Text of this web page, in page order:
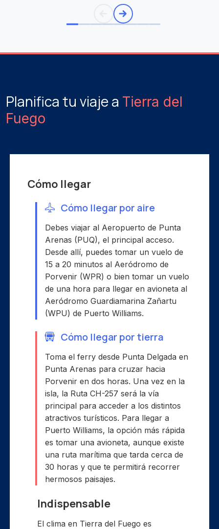
Planifica tu viaje a Tierra del
Fuego
Cómo llegar
Cómo llegar por aire
Debes viajar al Aeropuerto de Punta
Arenas (PUQ), el principal acceso.
Desde allí, puedes tomar un vuelo de
15 a 20 minutos al Aeródromo de
Porvenir (WPR) o bien tomar un vuelo
de una hora para llegar en avioneta al
Aeródromo Guardiamarina Zañartu
(WPU) de Puerto Williams.
Cómo llegar por tierra
Toma el ferry desde Punta Delgada en
Punta Arenas para cruzar hacia
Porvenir en dos horas. Una vez en la
isla, la Ruta CH-257 será la vía
principal para acceder a los distintos
atractivos turísticos. Para llegar a
Puerto Williams, la opción más rápida
es tomar una avioneta, aunque existe
una ruta marítima que tarda cerca de
30 horas y que te permitirá recorrer
hermosos paisajes.
Indispensable
El clima en Tierra del Fuego es